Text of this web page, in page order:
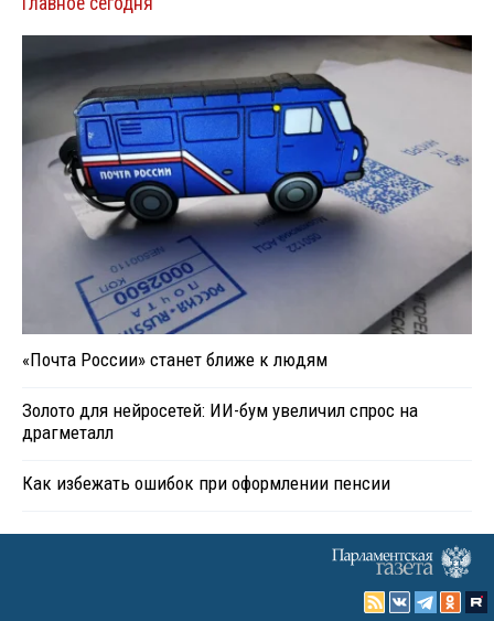
«Почта России» станет ближе к людям
Золото для нейросетей: ИИ-бум увеличил спрос на
драгметалл
Как избежать ошибок при оформлении пенсии